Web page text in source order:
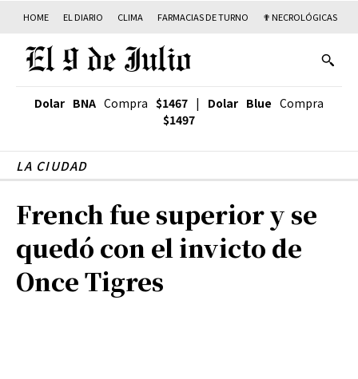
HOME EL DIARIO CLIMA FARMACIAS DE TURNO ✟ NECROLÓGICAS
Dolar BNA Compra $1467 | Dolar Blue Compra
$1497
LA CIUDAD
French fue superior y se
quedó con el invicto de
Once Tigres